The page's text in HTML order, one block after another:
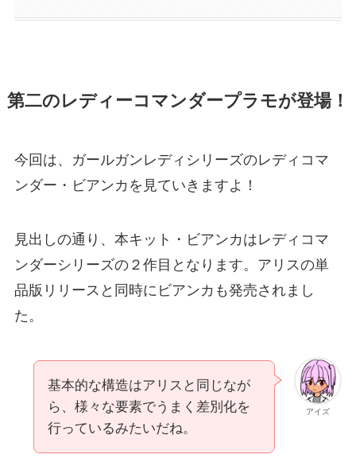
第二のレディーコマンダープラモが登場！
今回は、ガールガンレディシリーズのレディコマ
ンダー・ビアンカを見ていきますよ！
見出しの通り、本キット・ビアンカはレディコマ
ンダーシリーズの２作目となります。アリスの単
品版リリースと同時にビアンカも発売されまし
た。
アイズ
基本的な構造はアリスと同じなが
ら、様々な要素でうまく差別化を
行っているみたいだね。